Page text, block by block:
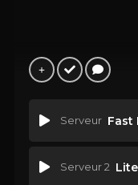
Serveur Fast
Serveur 2 Lite